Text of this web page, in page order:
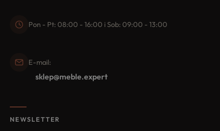
Pon - Pt: 08:00 - 16:00 i Sob: 09:00 - 13:00
E-mail:
sklep@meble.expert
NEWSLETTER